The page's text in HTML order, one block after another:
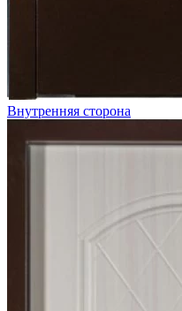
Внутренняя сторона